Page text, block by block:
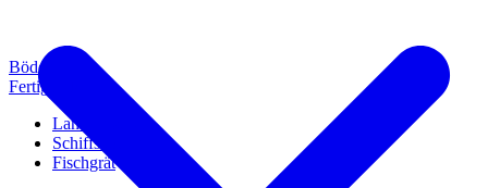
Böden
Fertigparkett
Landhausdiele
Schiffsboden
Fischgrät